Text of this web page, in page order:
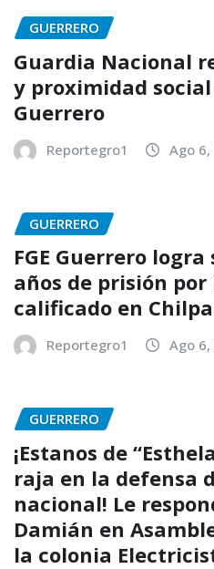
GUERRERO
Guardia Nacional
y proximidad
Guerrero
Reportegro1 Ago
GUERRERO
FGE Guerrero
años de prisión
calificado en
Reportegro1 Ago
GUERRERO
¡Estanos de
raja en la defensa
nacional! Le
Damián en
la colonia